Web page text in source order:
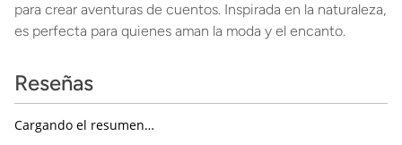
para crear aventuras de cuentos. Inspirada en la naturaleza,
es perfecta para quienes aman la moda y el encanto.
Reseñas
Cargando el resumen…